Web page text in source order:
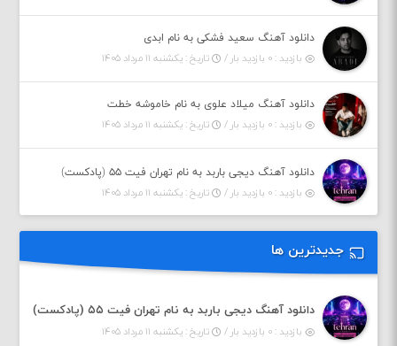
دانلود آهنگ سعید فشکی به نام ابدی
بازدید : ۰ بازدید بار /
تاریخ : یکشنبه ۱۱ مرداد ۱۴۰۵
دانلود آهنگ میلاد علوی به نام خاموشه خطت
بازدید : ۰ بازدید بار /
تاریخ : یکشنبه ۱۱ مرداد ۱۴۰۵
دانلود آهنگ دیجی باربد به نام تهران فیت ۵۵ (پادکست)
بازدید : ۰ بازدید بار /
تاریخ : یکشنبه ۱۱ مرداد ۱۴۰۵
جدیدترین ها
دانلود آهنگ دیجی باربد به نام تهران فیت ۵۵ (پادکست)
بازدید : ۰ بازدید بار / تاریخ : یکشنبه ۱۱ مرداد ۱۴۰۵